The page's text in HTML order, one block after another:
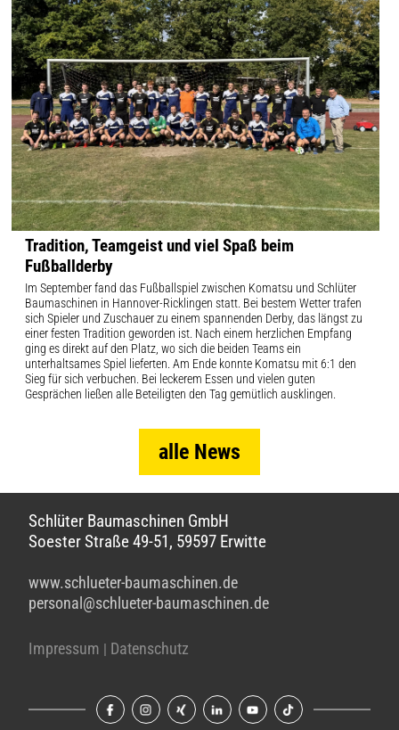
Tradition, Teamgeist und viel Spaß beim
Fußballderby
Im September fand das Fußballspiel zwischen Komatsu und Schlüter
Baumaschinen in Hannover-Ricklingen statt. Bei bestem Wetter trafen
sich Spieler und Zuschauer zu einem spannenden Derby, das längst zu
einer festen Tradition geworden ist. Nach einem herzlichen Empfang
ging es direkt auf den Platz, wo sich die beiden Teams ein
unterhaltsames Spiel lieferten. Am Ende konnte Komatsu mit 6:1 den
Sieg für sich verbuchen. Bei leckerem Essen und vielen guten
Gesprächen ließen alle Beteiligten den Tag gemütlich ausklingen.
alle News
Schlüter Baumaschinen GmbH
Soester Straße 49-51, 59597 Erwitte
www.schlueter-baumaschinen.de
personal@schlueter-baumaschinen.de
Impressum Datenschutz